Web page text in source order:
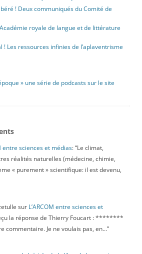
! Deux communiqués du Comité de
royale de langue et de littérature
! Les ressources infinies de l’aplaventrisme
» une série de podcasts sur le site
entre sciences et médias: “Le climat,
réalités naturelles (médecine, chimie,
« purement » scientifique: il est devenu,
sur L’ARCOM entre sciences et
la réponse de Thierry Foucart : ********
commentaire. Je ne voulais pas, en…”